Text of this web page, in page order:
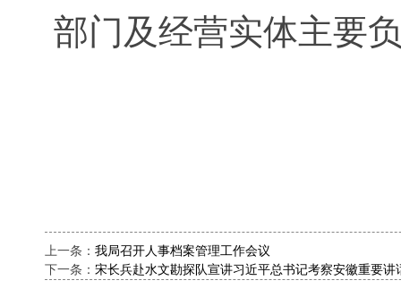
部门及经营实体主要
上一条： 我局召开人事档案管理工作会议
下一条： 宋长兵赴水文勘探队宣讲习近平总书记考察安徽重要讲